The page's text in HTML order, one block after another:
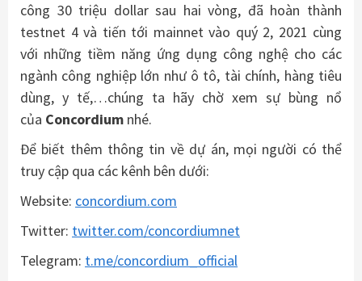
công 30 triệu dollar sau hai vòng, đã hoàn thành
testnet 4 và tiến tới mainnet vào quý 2, 2021 cùng
với những tiềm năng ứng dụng công nghệ cho các
ngành công nghiệp lớn như ô tô, tài chính, hàng tiêu
dùng, y tế,…chúng ta hãy chờ xem sự bùng nổ
của Concordium nhé.
Để biết thêm thông tin về dự án, mọi người có thể
truy cập qua các kênh bên dưới:
Website: concordium.com
Twitter: twitter.com/concordiumnet
Telegram: t.me/concordium_official